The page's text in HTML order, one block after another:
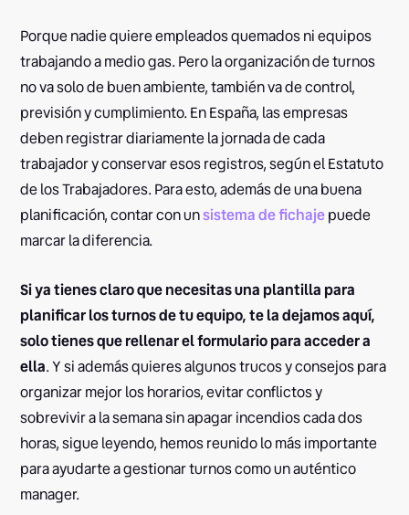
Porque nadie quiere empleados quemados ni equipos
trabajando a medio gas. Pero la organización de turnos
no va solo de buen ambiente, también va de control,
previsión y cumplimiento. En España, las empresas
deben registrar diariamente la jornada de cada
trabajador y conservar esos registros, según el Estatuto
de los Trabajadores. Para esto, además de una buena
planificación, contar con unsistema de fichajepuede
marcar la diferencia.
Si ya tienes claro que necesitas una plantilla para
planificar los turnos de tu equipo, te la dejamos aquí,
solo tienes que rellenar el formulario para acceder a
ella. Y si además quieres algunos trucos y consejos para
organizar mejor los horarios, evitar conflictos y
sobrevivir a la semana sin apagar incendios cada dos
horas, sigue leyendo, hemos reunido lo más importante
para ayudarte a gestionar turnos como un auténtico
manager.